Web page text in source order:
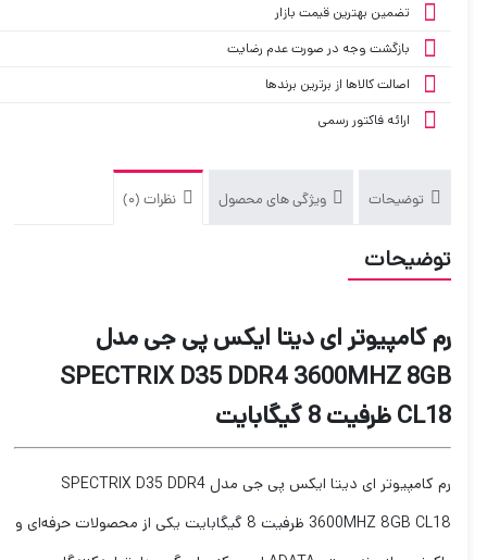
تضمین بهترین قیمت بازار
بازگشت وجه در صورت عدم رضایت
اصالت کالاها از برترین برندها
ارائه فاکتور رسمی
توضیحات ویژگی های محصول نظرات (0)
توضیحات
رم کامپیوتر ای دیتا ایکس پی جی مدل
SPECTRIX D35 DDR4 3600MHZ 8GB
CL18 ظرفیت 8 گیگابایت
رم کامپیوتر ای دیتا ایکس پی جی مدل SPECTRIX D35 DDR4
3600MHZ 8GB CL18 ظرفیت 8 گیگابایت یکی از محصولات حرفه‌ای و